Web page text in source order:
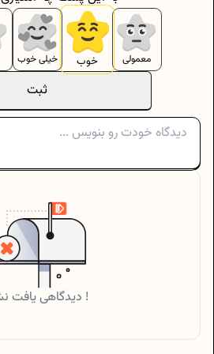
ثبت
معمولی خوب خیلی خوب
دیدگاهی یافت نشد !